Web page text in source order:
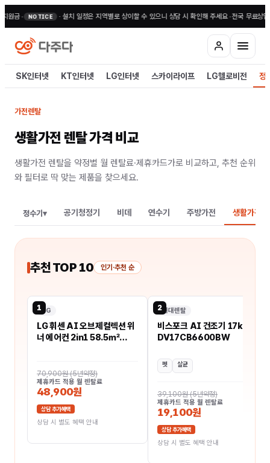
·설치 일정은 지역별로 상이할 수 있으니 상담 시 확인해 주세요•전국 무료상담 1800-
SK인터넷 KT인터넷 LG인터넷 스카이라이프 LG헬로비전 정
가전렌탈
생활가전 렌탈 가격 비교
생활가전 렌탈을 약정별 월 렌탈료·제휴카드가로 비교하고, 추천 순위
와 필터로 딱 맞는 제품을 찾으세요.
정수기 ▾ 공기청정기 비데 연수기 주방가전 생활가전
추천 TOP 10 인기·추천 순
1 LG
LG 휘센 AI 오브제컬렉션 위
너 에어컨 2in1 58.5㎡
70,900원(5년약정)
제휴카드 적용 월 렌탈료
48,900원
상담 추가혜택
상담 시 별도 혜택 안내
2 현대렌탈
비스포크 AI 건조기 17kg
DV17CB6600BW
펫 살균
39,100원(5년약정)
제휴카드 적용 월 렌탈료
19,100원
상담 추가혜택
상담 시 별도 혜택 안내